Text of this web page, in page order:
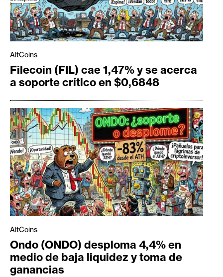
AltCoins
Filecoin (FIL) cae 1,47% y se acerca
a soporte crítico en $0,6848
AltCoins
Ondo (ONDO) desploma 4,4% en
medio de baja liquidez y toma de
ganancias